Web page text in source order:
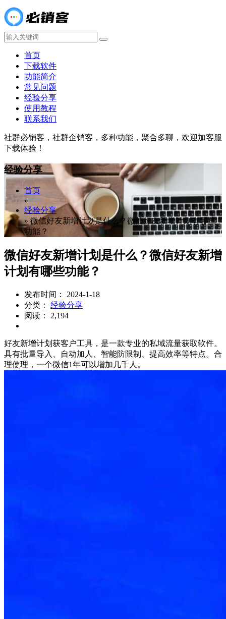
首页
下载软件
功能简介
常见问题
经验分享
使用教程
联系我们
社群必销客，社群企销客，多种功能，聚合多聊，欢迎加客服
下载体验！
经验分享
首页
»
经验分享
» 微信好友新增计划是什么？微信好友新增计划有哪些
功能？
微信好友新增计划是什么？微信好友新增
计划有哪些功能？
发布时间： 2024-1-18
分类： 经验分享
阅读： 2,194
好友新增计划获客户工具，是一款专业的私域流量获取软件。
具有批量导入、自动加人、智能防限制、提高效率等特点。合
理使理，一个微信1年可以增加几千人。